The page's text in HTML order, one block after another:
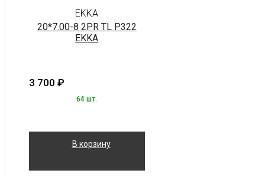
EKKA
20*7.00-8 2PR TL P322
EKKA
3 700 ₽
64 шт.
В корзину